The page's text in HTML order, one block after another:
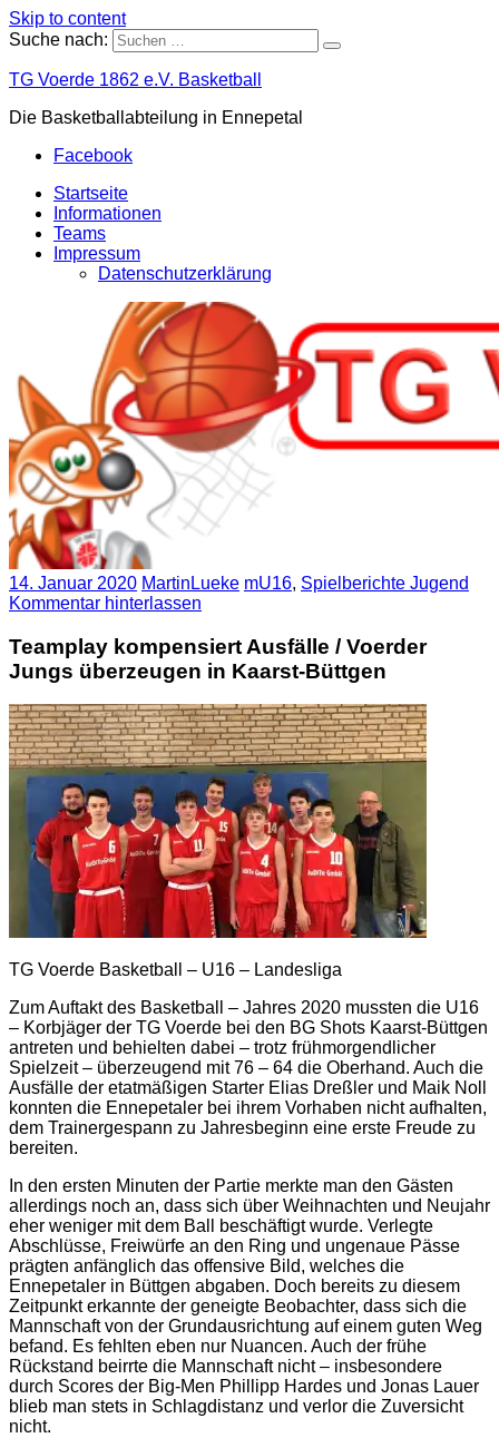
Skip to content
Suche nach:
TG Voerde 1862 e.V. Basketball
Die Basketballabteilung in Ennepetal
Facebook
Startseite
Informationen
Teams
Impressum
Datenschutzerklärung
14. Januar 2020 MartinLueke mU16, Spielberichte Jugend
Kommentar hinterlassen
Teamplay kompensiert Ausfälle / Voerder
Jungs überzeugen in Kaarst-Büttgen
TG Voerde Basketball – U16 – Landesliga
Zum Auftakt des Basketball – Jahres 2020 mussten die U16
– Korbjäger der TG Voerde bei den BG Shots Kaarst-Büttgen
antreten und behielten dabei – trotz frühmorgendlicher
Spielzeit – überzeugend mit 76 – 64 die Oberhand. Auch die
Ausfälle der etatmäßigen Starter Elias Dreßler und Maik Noll
konnten die Ennepetaler bei ihrem Vorhaben nicht aufhalten,
dem Trainergespann zu Jahresbeginn eine erste Freude zu
bereiten.
In den ersten Minuten der Partie merkte man den Gästen
allerdings noch an, dass sich über Weihnachten und Neujahr
eher weniger mit dem Ball beschäftigt wurde. Verlegte
Abschlüsse, Freiwürfe an den Ring und ungenaue Pässe
prägten anfänglich das offensive Bild, welches die
Ennepetaler in Büttgen abgaben. Doch bereits zu diesem
Zeitpunkt erkannte der geneigte Beobachter, dass sich die
Mannschaft von der Grundausrichtung auf einem guten Weg
befand. Es fehlten eben nur Nuancen. Auch der frühe
Rückstand beirrte die Mannschaft nicht – insbesondere
durch Scores der Big-Men Phillipp Hardes und Jonas Lauer
blieb man stets in Schlagdistanz und verlor die Zuversicht
nicht.